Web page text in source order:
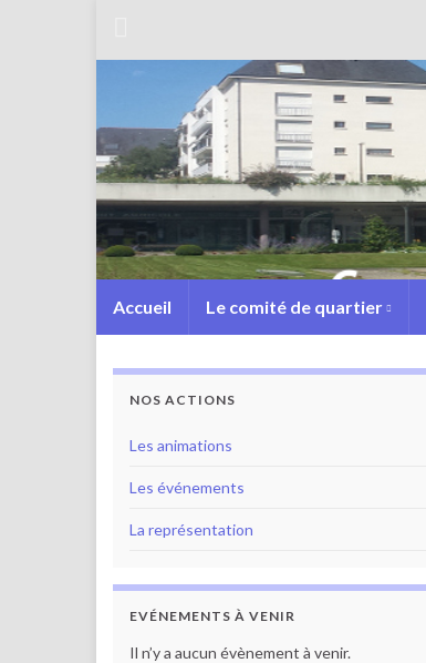
Accueil Le comité de quartier
NOS ACTIONS
Les animations
Les événements
La représentation
EVÉNEMENTS À VENIR
Il n’y a aucun évènement à venir.